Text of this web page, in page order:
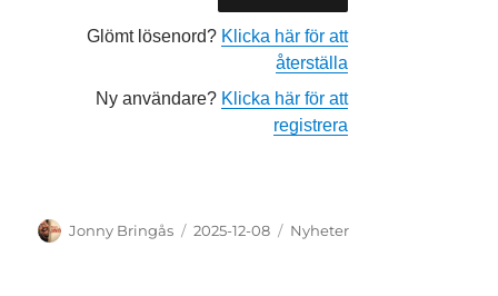
Glömt lösenord? Klicka här för att
återställa
Ny användare? Klicka här för att
registrera
Författare
Jonny Bringås
Publicerat
2025-12-08 Kategorier
Nyheter